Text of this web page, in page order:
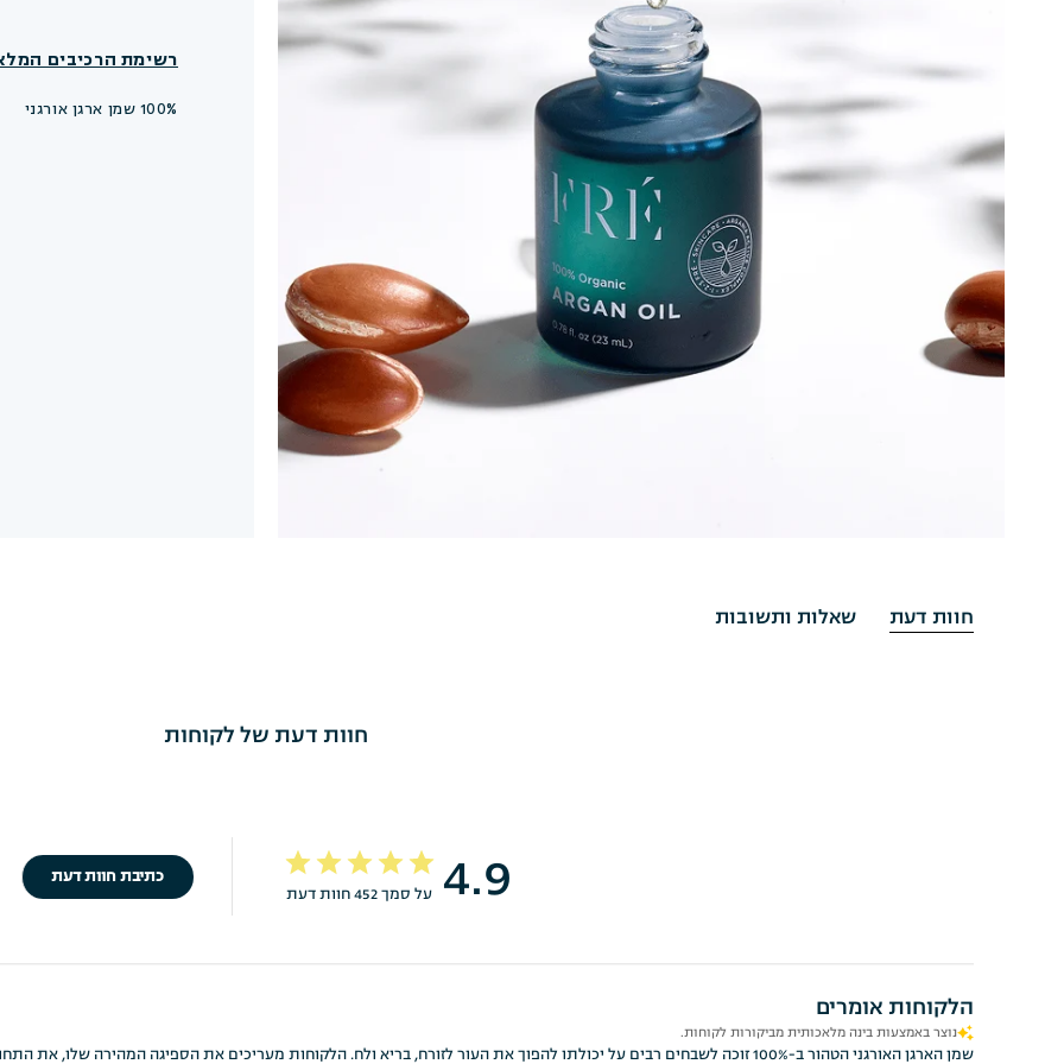
רשימת הרכיבים
100% שמן ארגן אורגני
חוות דעת שאלות ותשובות
חוות דעת של לקוחות
4.9 על סמך 452 חוות דעת
כתיבת חוות דעת
הלקוחות אומרים
נוצר באמצעות בינה מלאכותית מביקורות לקוחות.
שמן הארגן האורגני הטהור ב-100% זוכה לשבחים רבים על יכולתו להפוך את העור לזורח, בריא ולח. הלקוחות מעריכים את הספיגה